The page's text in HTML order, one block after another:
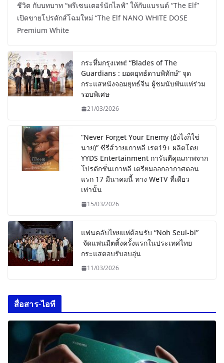
ชีวิต กับบทบาท “พรีเซนเตอร์นักไลฟ์” ให้กับแบรนด์ “The Elf”
เปิดขายโปรดักส์โฉมใหม่ “The Elf NANO WHITE DOSE
Premium White
กระหึ่มกรุงเทพ! “Blades of The
Guardians : ยอดยุทธ์ดาบพิทักษ์” จุด
กระแสหนังจอมยุทธ์จีน ผู้ชมนับพันแห่ร่วม
รอบพิเศษ
21/03/2026
“Never Forget Your Enemy (ยังไงก็ใช่
นาย)” ซีรีส์วายเกาหลี เรต19+ ผลิตโดย
YYDS Entertainment การันตีคุณภาพจาก
โปรดักชั่นเกาหลี เตรียมออกอากาศตอน
แรก 17 มีนาคมนี้ ทาง WeTV ที่เดียว
เท่านั้น
15/03/2026
แฟนคลับไทยแห่ต้อนรับ “Noh Seul-bi”
จัดแฟนมีตติ้งครั้งแรกในประเทศไทย
กระแสตอบรับอบอุ่น
11/03/2026
สื่อสาร-ไอที